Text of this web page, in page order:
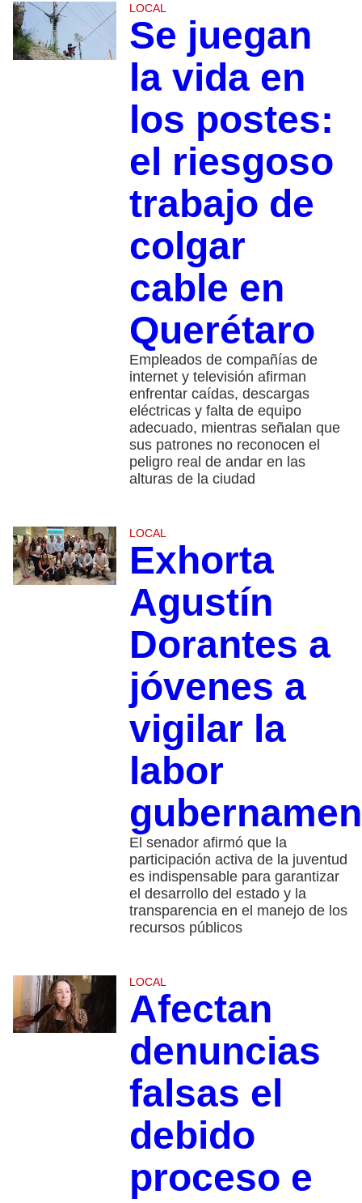
LOCAL
Se juegan
la vida en
los postes:
el riesgoso
trabajo de
colgar
cable en
Querétaro
Empleados de compañías de
internet y televisión afirman
enfrentar caídas, descargas
eléctricas y falta de equipo
adecuado, mientras señalan que
sus patrones no reconocen el
peligro real de andar en las
alturas de la ciudad
LOCAL
Exhorta
Agustín
Dorantes a
jóvenes a
vigilar la
labor
El senador afirmó que la
participación activa de la juventud
es indispensable para garantizar
el desarrollo del estado y la
transparencia en el manejo de los
recursos públicos
LOCAL
Afectan
denuncias
falsas el
debido
proceso e